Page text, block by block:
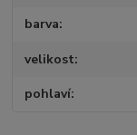
barva
velikost
pohlaví